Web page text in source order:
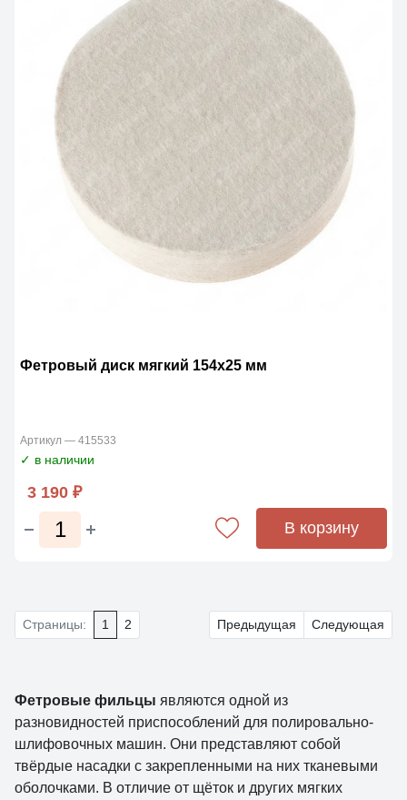
Фетровый диск мягкий 154х25 мм
Артикул — 415533
✓ в наличии
3 190 ₽
В корзину
Страницы: 1 2 Предыдущая Следующая
Фетровые фильцы являются одной из
разновидностей приспособлений для полировально-
шлифовочных машин. Они представляют собой
твёрдые насадки с закрепленными на них тканевыми
оболочками. В отличие от щёток и других мягких